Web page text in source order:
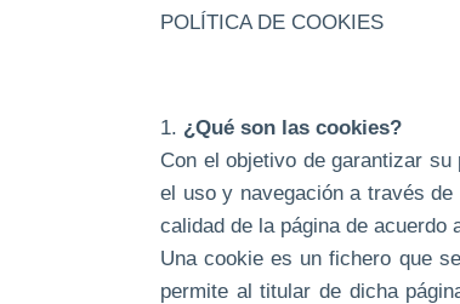
POLÍTICA DE COOKIES
1. ¿Qué son las cookies?
Con el objetivo de garantizar
el uso y navegación a través
calidad de la página de
Una cookie es un fichero que
permite al titular de dicha